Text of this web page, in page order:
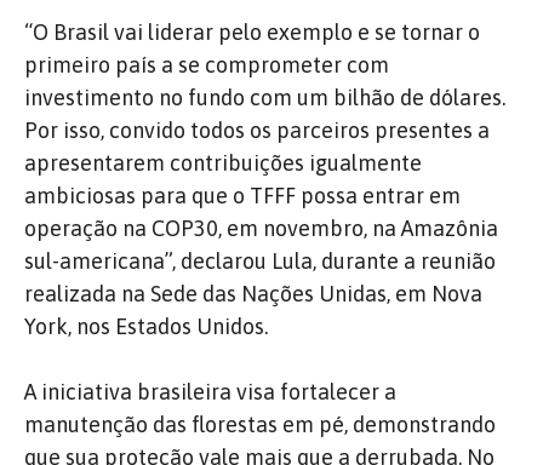
“O Brasil vai liderar pelo exemplo e se tornar o
primeiro país a se comprometer com
investimento no fundo com um bilhão de dólares.
Por isso, convido todos os parceiros presentes a
apresentarem contribuições igualmente
ambiciosas para que o TFFF possa entrar em
operação na COP30, em novembro, na Amazônia
sul-americana”, declarou Lula, durante a reunião
realizada na Sede das Nações Unidas, em Nova
York, nos Estados Unidos.
A iniciativa brasileira visa fortalecer a
manutenção das florestas em pé, demonstrando
que sua proteção vale mais que a derrubada. No